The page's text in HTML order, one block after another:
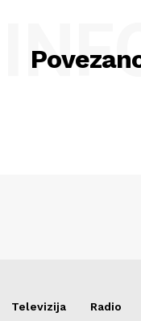
Televizija Radio